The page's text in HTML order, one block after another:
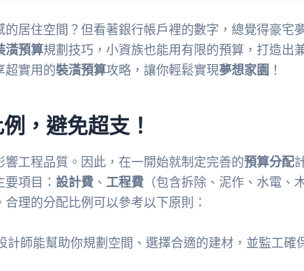
居住空間？但看著銀行帳戶裡的數字，總覺得豪宅
潢預算規劃技巧，小資族也能用有限的預算，打造出
超實用的裝潢預算攻略，讓你輕鬆實現夢想家園 ！
，避免超支！
工程品質。因此，在一開始就制定完善的預算分配
項目： 設計費 、 工程費 （包含拆除、泥作、水電、
合理的分配比例可以參考以下原則：
計師能幫助你規劃空間、選擇合適的建材，並監工確